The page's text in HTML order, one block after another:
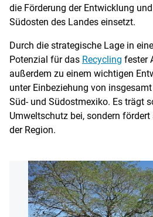
die Förderung der Entwicklung
Südosten des Landes einsetzt.
Durch die strategische Lage in
Potenzial für das Recycling fester
außerdem zu einem wichtigen
unter Einbeziehung von
Süd- und Südostmexiko. Es trägt
Umweltschutz bei, sondern
der Region.